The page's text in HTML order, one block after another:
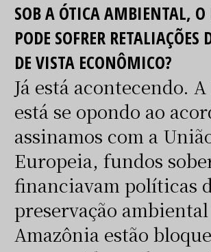
SOB A ÓTICA AMBIENTAL, O
PODE SOFRER RETALIAÇÕES
DE VISTA ECONÔMICO?
Já está acontecendo.
está se opondo ao
assinamos com a
Europeia, fundos
financiavam políticas
preservação
Amazônia estão